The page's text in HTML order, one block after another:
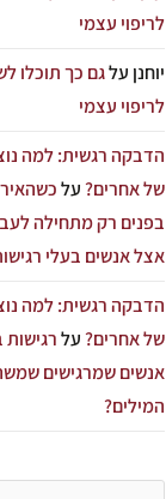
לריפוי עצמי
יוחנן עלגם כך תוכלו
לריפוי עצמי
הדבקה רגשית: למה
של אחרים?על
בפנים רק מתחילה
אצל אנשים בעלי
הדבקה רגשית: למה
של אחרים?עלרגישות
אנשים שמרגישים
המילים?